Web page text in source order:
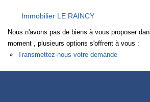
CONTACT
Immobilier LE RAINCY
Nous n'avons pas de biens à vous proposer
moment , plusieurs options s'offrent à vous :
Transmettez-nous votre demande